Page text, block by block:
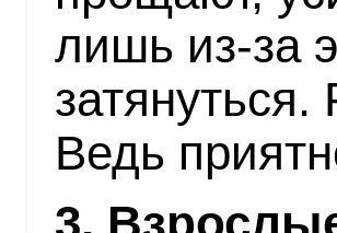
лишь из-за
затянуться.
Ведь